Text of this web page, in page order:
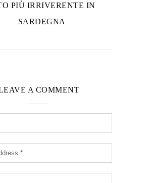
PIÙ IRRIVERENTE IN
SARDEGNA
A COMMENT